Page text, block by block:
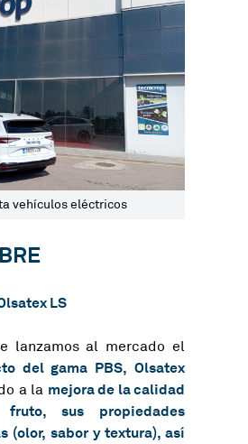
vehículos eléctricos
LS
lanzamos al mercado el
del gama PBS, Olsatex
a la mejora de la calidad
sus propiedades
(olor, sabor y textura), así